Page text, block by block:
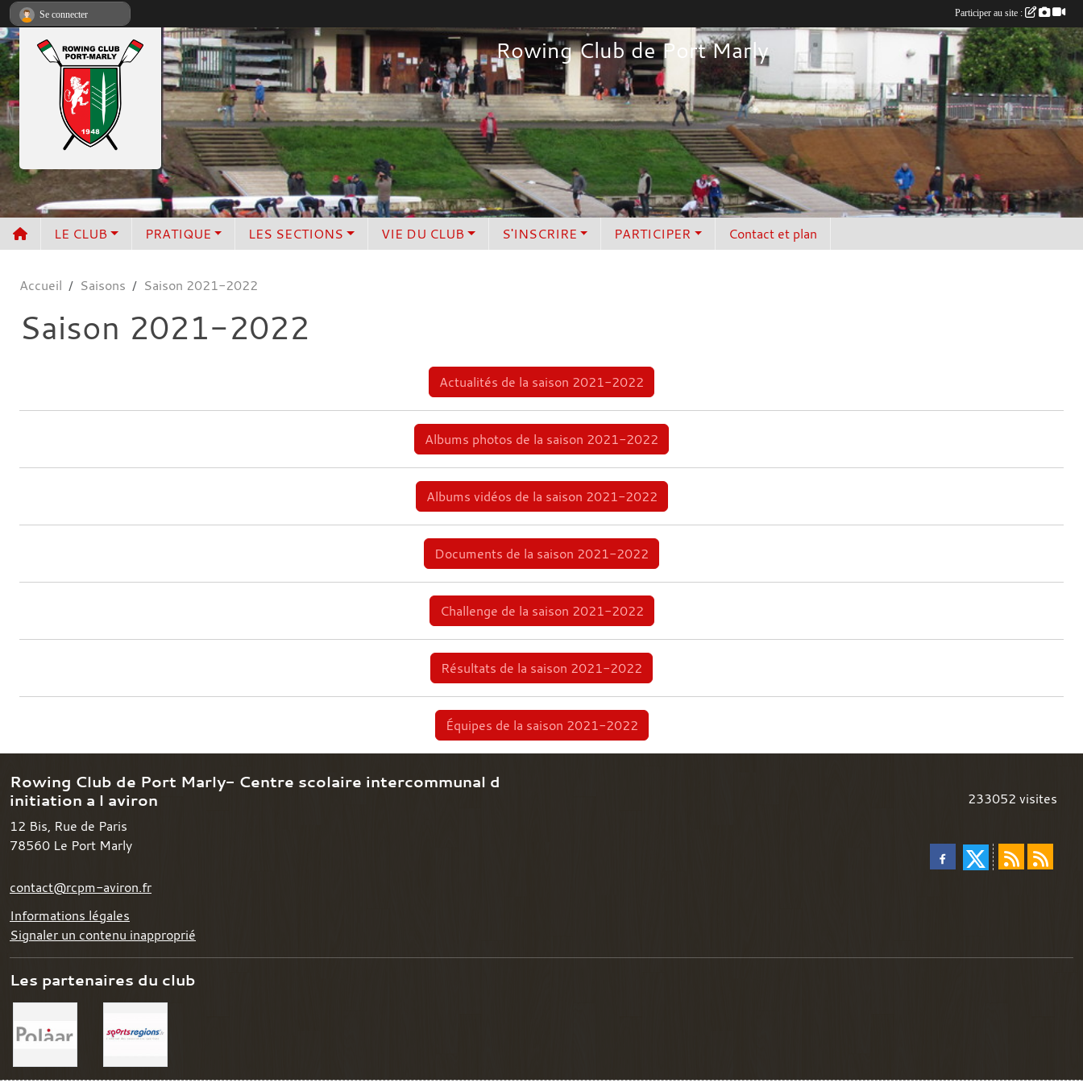
Rowing Club de Port Marly
LE CLUB PRATIQUE LES SECTIONS VIE DU CLUB S'INSCRIRE PARTICIPER Contact et plan
Accueil Saisons Saison 2021-2022
Saison 2021-2022
Actualités de la saison 2021-2022
Albums photos de la saison 2021-2022
Albums vidéos de la saison 2021-2022
Documents de la saison 2021-2022
Challenge de la saison 2021-2022
Résultats de la saison 2021-2022
Équipes de la saison 2021-2022
Rowing Club de Port Marly- Centre scolaire intercommunal d
initiation a l aviron
12 Bis, Rue de Paris
78560 Le Port Marly
contact@rcpm-aviron.fr
Informations légales
Signaler un contenu inapproprié
233052 visites
Les partenaires du club
Se connecter Participer au site :
Panneau de gestion des cookies